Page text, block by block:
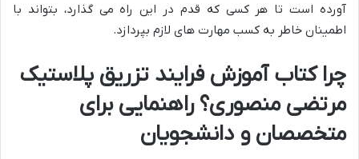
آورده است تا هر کسی که قدم در این راه می گذارد، بتواند با
اطمینان خاطر به کسب مهارت های لازم بپردازد.
چرا کتاب آموزش فرایند تزریق پلاستیک
مرتضی منصوری؟ راهنمایی برای
متخصصان و دانشجویان